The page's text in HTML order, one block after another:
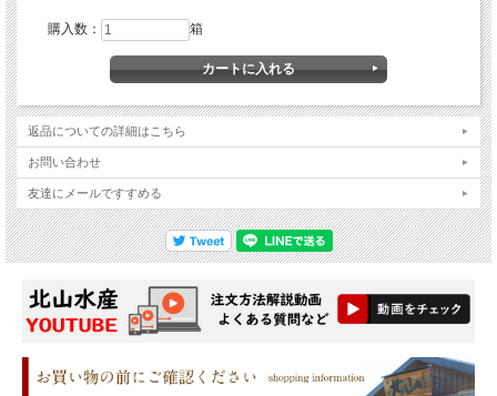
加熱後２日を目安にお召し上がり下さい。
万が一塩辛く感じた場合は、水につけて塩抜きして頂ければ
幸いです。美味しくお召し上がり頂けます。
■原産国
蟹の原産地は、ロシア、北海道、アメリカ（アラスカ）、
カナダ産を使用。クール便（冷凍）でお届けします。
購入数： 箱
返品についての詳細はこちら
お問い合わせ
友達にメールですすめる